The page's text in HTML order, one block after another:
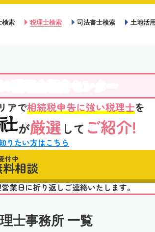
検索 税理士検索 司法書士検索 土地活
アで相続税申告に強い税理士を
が厳選 して ご紹介!
りたい方はこちら
付中
相談
業日に折り返しご連絡いたします。
士事務所 一覧